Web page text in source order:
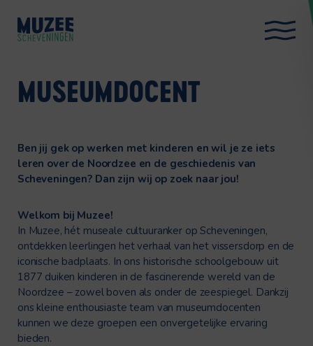
MUSEUMDOCENT
Ben jij gek op werken met kinderen en wil je ze iets
leren over de Noordzee en de geschiedenis van
Scheveningen? Dan zijn wij op zoek naar jou!
Welkom bij Muzee!
In Muzee, hét museale cultuuranker op Scheveningen,
ontdekken leerlingen het verhaal van het vissersdorp en de
iconische badplaats. In ons historische schoolgebouw uit
1877 duiken kinderen in de fascinerende wereld van de
Noordzee – zowel boven als onder de zeespiegel. Dankzij
ons kleine enthousiaste team van museumdocenten
kunnen we deze groepen een onvergetelijke ervaring
bieden.